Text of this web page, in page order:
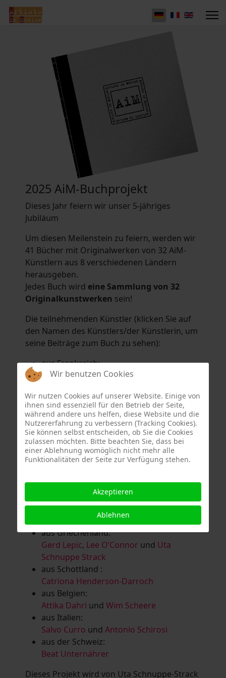
2025 AiM-Buchprojekt
Dieses Jahr feiern wir unser 5-jähriges
Jubiläum
Um diesen Meilenstein zu feiern, werden wir
41 Bücher mit Originalwerken von 32 AiM-
Künstlern aus 8 verschiedenen Ländern
herausgeben.
Jedes Buch wird eine Sammlung von 32
Originalkunstwerken sein!
Die teilnehmenden Künstler (klicken Sie auf
den Namen des Künstlers/der Künstlerin, um
seine Beiträge zum Buch zu sehen):
aus Frankreich:
Hélène Argo,Didier Bonnot
Eric Schaftlein.
aus den Niederlanden:
Dorrety Brookhuis,Natalia Dik,Elise
EekhoutundHenny Schaapman
aus Deutschland:
Salomé Herbst,Andrea Jungnitsch,
Lanzl,Heidrun MalComes,Christa Mayer-
Guntram Prochaska
Schaub,Vera Schaub,Birgit Schweimler &
Serge DevadderundRolf Thärichen
aus Griechenland:
Gerd Lepic, Lee O’Connor und Uta
Schnuppe Strack
aus Schottland :
Catriona Henderson-Darroch
aus Belgien:
Attika Dahri und Wim Scheere
aus Italien:
Salvo Curro und Antonio Schirosi
aus der Schweiz:
Beat Unternährer
Dieses Projekt wird von Uta Schnuppe-Strack
Wir benutzen Cookies
Wir nutzen Cookies auf unserer Website. Einige von
ihnen sind essenziell für den Betrieb der Seite,
während andere uns helfen, diese Website und die
Nutzererfahrung zu verbessern (Tracking Cookies).
Sie können selbst entscheiden, ob Sie die Cookies
zulassen möchten. Bitte beachten Sie, dass bei
einer Ablehnung womöglich nicht mehr alle
Funktionalitäten der Seite zur Verfügung stehen.
Akzeptieren
Ablehnen